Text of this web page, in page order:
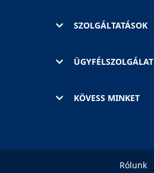
SZOLGÁLTATÁSOK
ÜGYFÉLSZOLGÁLAT
KÖVESS MINKET
Rólunk